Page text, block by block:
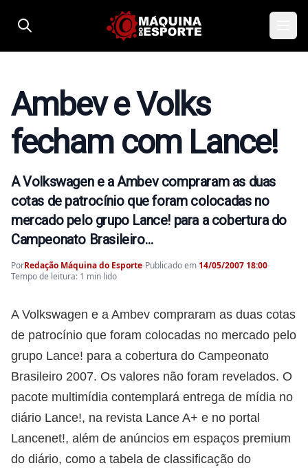
Ambev e Volks
fecham com Lance!
A Volkswagen e a Ambev compraram as duas
cotas de patrocínio que foram colocadas no
mercado pelo grupo Lance! para a cobertura do
Campeonato Brasileiro…
PorRedação Máquina do Esporte-Publicado em 14/05/2007 18:00-
Tempo de leitura: 1 min lido
A Volkswagen e a Ambev compraram as duas cotas
de patrocínio que foram colocadas no mercado pelo
grupo Lance! para a cobertura do Campeonato
Brasileiro 2007. Os valores não foram revelados. O
pacote multimídia contemplará entrega de mídia no
diário Lance!, na revista Lance A+ e no portal
Lancenet!, além de anúncios em espaços premium
do diário, como a tabela de classificação do